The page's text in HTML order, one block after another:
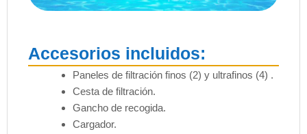
Accesorios incluidos:
Paneles de filtración finos (2) y ultrafinos (4) .
Cesta de filtración.
Gancho de recogida.
Cargador.